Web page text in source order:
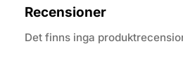
Recensioner
Det finns inga